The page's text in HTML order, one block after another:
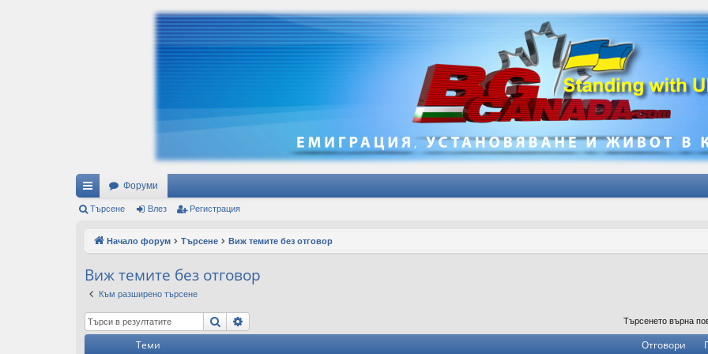
ъ
вр
ки
Форуми
Търсене Влез Регистрация
Начало форум Търсене Виж темите без отговор
Виж темите без отговор
Към разширено търсене
Търсене Търсенето върна
Теми Отговори